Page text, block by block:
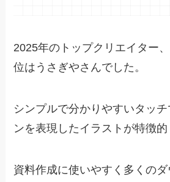
2025年のトップクリエイター
位はうさぎやさんでした。
シンプルで分かりやすいタッ
ンを表現したイラストが特徴的
資料作成に使いやすく多くの